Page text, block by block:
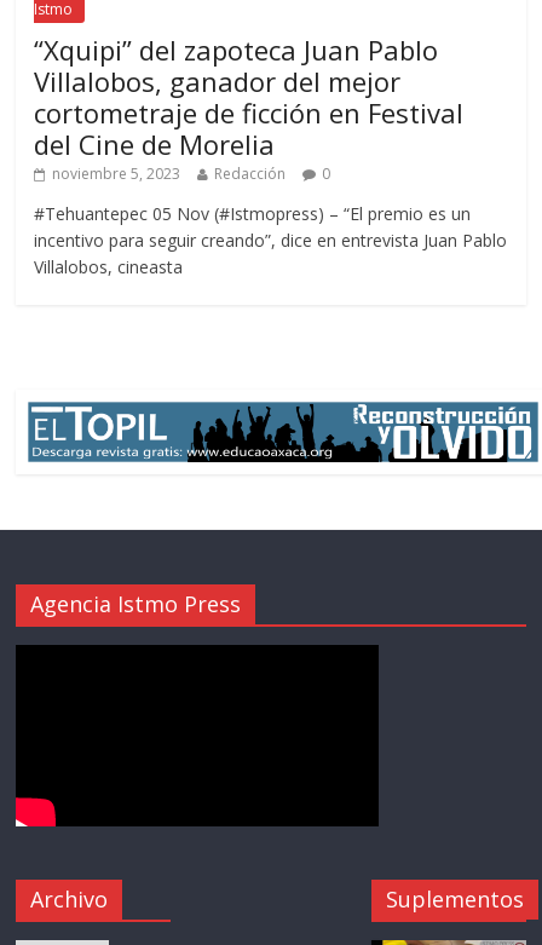
Istmo
“Xquipi” del zapoteca Juan Pablo
Villalobos, ganador del mejor
cortometraje de ficción en Festival
del Cine de Morelia
noviembre 5, 2023 Redacción 0
#Tehuantepec 05 Nov (#Istmopress) – “El premio es un
incentivo para seguir creando”, dice en entrevista Juan Pablo
Villalobos, cineasta
Agencia Istmo Press
Archivo Suplementos